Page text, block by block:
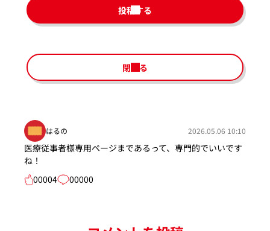
投稿する
閉じる
はるの 2026.05.06 10:10
医療従事者様専用ページまであるって、専門的でいいです
ね！
00004
00000